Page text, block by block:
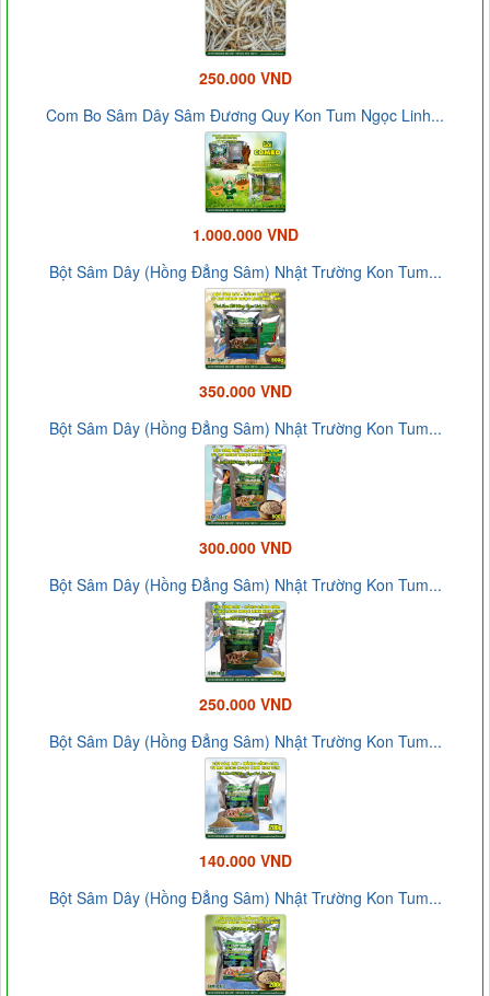
250.000 VND
Com Bo Sâm Dây Sâm Đương Quy Kon Tum Ngọc Linh...
1.000.000 VND
Bột Sâm Dây (Hồng Đẳng Sâm) Nhật Trường Kon Tum...
350.000 VND
Bột Sâm Dây (Hồng Đẳng Sâm) Nhật Trường Kon Tum...
300.000 VND
Bột Sâm Dây (Hồng Đẳng Sâm) Nhật Trường Kon Tum...
250.000 VND
Bột Sâm Dây (Hồng Đẳng Sâm) Nhật Trường Kon Tum...
140.000 VND
Bột Sâm Dây (Hồng Đẳng Sâm) Nhật Trường Kon Tum...